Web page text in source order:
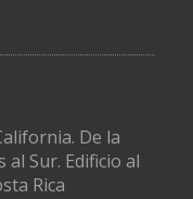
De la
Sur. Edificio al
Rica